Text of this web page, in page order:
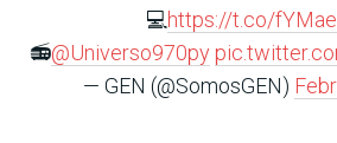
💻 https://t.co/
📻@Universo970py
— GEN (@SomosGEN)